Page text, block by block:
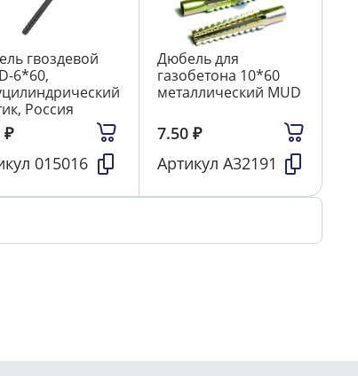
гвоздевой
6*60,
Россия
₽
015016
Дюбель для
газобетона 10*60
металлический MUD
7.50 ₽
Артикул А32191